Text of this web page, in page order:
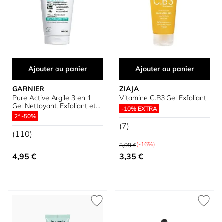
Ajouter au panier
GARNIER
Pure Active Argile 3 en 1
Gel Nettoyant, Exfoliant et
Masque Réducteur
d’Imperfections
2ª -50%
(110)
4,95 €
Ajouter au panier
ZIAJA
Vitamine C.B3 Gel Exfoliant
-10% EXTRA
(7)
Prix normal
3,99 €(-16%)
Prix spécial
3,35 €